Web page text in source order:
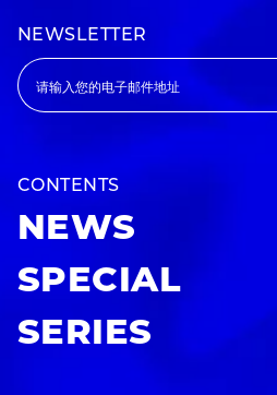
NEWSLETTER
CONTENTS
NEWS
SPECIAL
SERIES